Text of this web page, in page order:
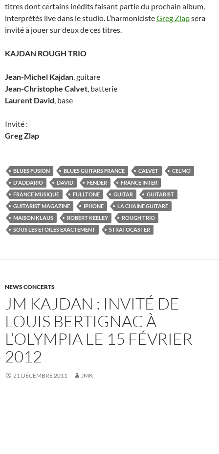
titres dont certains inédits faisant partie du prochain album,
interprétés live dans le studio. L’harmonicisteGreg Zlapsera
invité à jouer sur deux de ces titres.
KAJDAN ROUGH TRIO
Jean-Michel Kajdan, guitare
Jean-Christophe Calvet, batterie
Laurent David, base
Invité :
Greg Zlap
BLUES FUSION BLUES GUITARS FRANCE CALVET
CELMO
D'ADDARIO
DAVID FENDER
FRANCE INTER
FRANCE MUSIQUE
FULLTONE GUITAR
GUITARIST
GUITARIST MAGAZINE
IPHONE
LA CHAINE GUITARE
MAISON KLAUS
ROBERT KEELEY
ROUGH TRIO
SOUS LES ETOILES EXACTEMENT
STRATOCASTER
NEWS CONCERTS
JM KAJDAN : INVITÉ DE
LOUIS BERTIGNAC À
L’OLYMPIA LE 15 FÉVRIER
2012
21 DÉCEMBRE 2011 JMK